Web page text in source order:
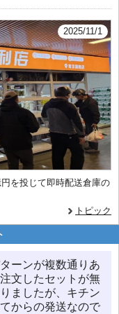
2025/11/1
を投じて即時配送倉庫の
トピック
ーンが複数通りあ
文したセットが無
ましたが、キチン
からの発送なので